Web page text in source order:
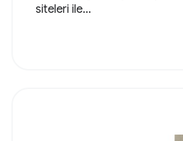
siteleri ile...